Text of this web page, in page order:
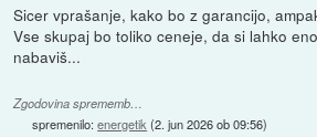
Sicer vprašanje, kako bo z garancijo,
Vse skupaj bo toliko ceneje, da si lahko
nabaviš...
Zgodovina sprememb…
spremenilo:energetik (2. jun 2026 ob 09:56)